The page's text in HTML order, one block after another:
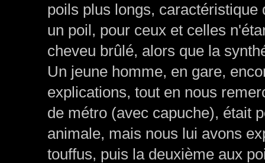
poils plus longs,
un poil, pour ceux et celles
cheveu brûlé, alors que la
Un jeune homme, en gare,
explications, tout en nous
de métro (avec capuche), était
animale, mais nous lui avons
touffus, puis la deuxième aux